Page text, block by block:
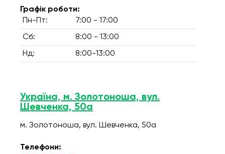
Графік роботи:
Пн-Пт:
7:00 - 17:00
Сб: 8:00 - 13:00
Нд: 8:00-13:00
Україна, м. Золотоноша, вул.
Шевченка, 50а
м. Золотоноша, вул. Шевченка, 50а
Телефони: